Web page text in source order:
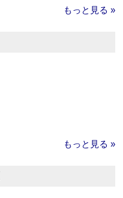
もっと見る »
もっと見る »